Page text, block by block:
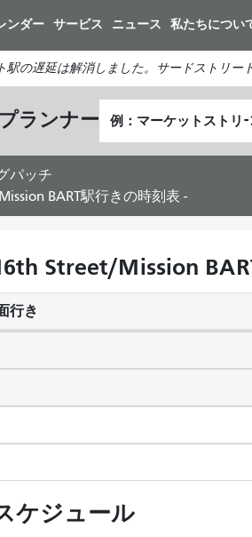
ンダー サービス ニュース 私たちについ
の遅延は解消しました。サードストリー
ランナー 出
発
地
パッチ
BART駅行きの時刻表 -
Street/Mission
行き
ケジュール